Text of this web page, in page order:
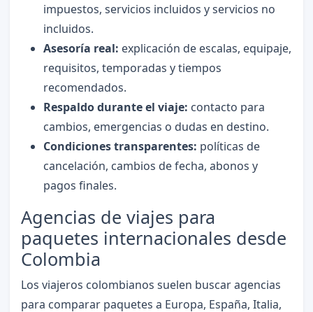
impuestos, servicios incluidos y servicios no
incluidos.
Asesoría real: explicación de escalas, equipaje,
requisitos, temporadas y tiempos
recomendados.
Respaldo durante el viaje: contacto para
cambios, emergencias o dudas en destino.
Condiciones transparentes: políticas de
cancelación, cambios de fecha, abonos y
pagos finales.
Agencias de viajes para
paquetes internacionales desde
Colombia
Los viajeros colombianos suelen buscar agencias
para comparar paquetes a Europa, España, Italia,